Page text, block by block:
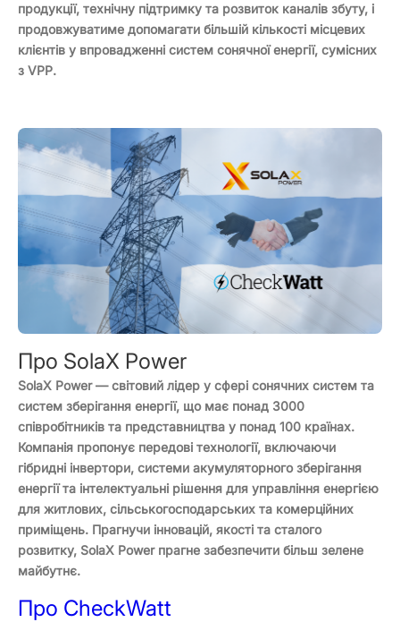
продукції, технічну підтримку та розвиток каналів збуту, і
продовжуватиме допомагати більшій кількості місцевих
клієнтів у впровадженні систем сонячної енергії, сумісних
з VPP.
Про SolaX Power
SolaX Power — світовий лідер у сфері сонячних систем та
систем зберігання енергії, що має понад 3000
співробітників та представництва у понад 100 країнах.
Компанія пропонує передові технології, включаючи
гібридні інвертори, системи акумуляторного зберігання
енергії та інтелектуальні рішення для управління енергією
для житлових, сільськогосподарських та комерційних
приміщень. Прагнучи інновацій, якості та сталого
розвитку, SolaX Power прагне забезпечити більш зелене
майбутнє.
Про CheckWatt